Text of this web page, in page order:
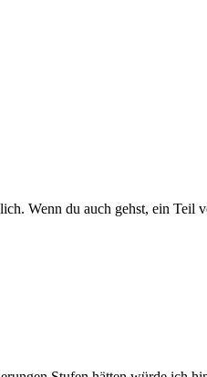
Wenn du auch gehst, ein